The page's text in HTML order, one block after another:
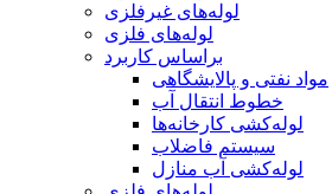
لوله‌های غیرفلزی
لوله‌های فلزی
براساس کاربرد
مواد نفتی و پالایشگاهی
خطوط انتقال آب
لوله‌کشی کارخانه‌ها
سیستم فاضلاب
لوله‌کشی آب منازل